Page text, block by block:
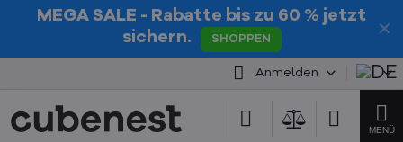
✕
MEGA SALE - Rabatte bis zu 60 % jetzt
sichern.
SHOPPEN
Anmelden